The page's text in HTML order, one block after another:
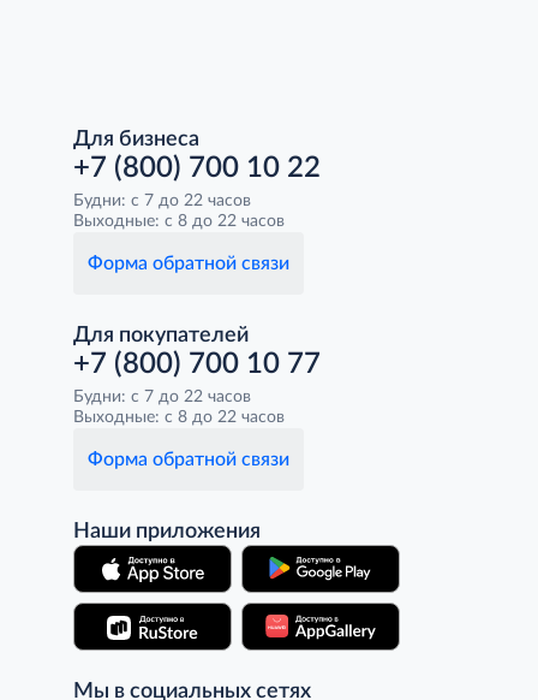
Для бизнеса
+7 (800) 700 10 22
Будни: с 7 до 22 часов
Выходные: с 8 до 22 часов
Форма обратной связи
Для покупателей
+7 (800) 700 10 77
Будни: с 7 до 22 часов
Выходные: с 8 до 22 часов
Форма обратной связи
Наши приложения
Мы в социальных сетях